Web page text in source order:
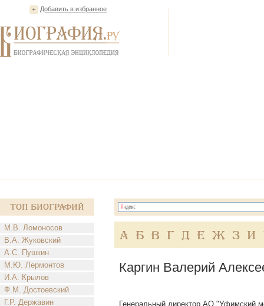
Добавить в избранное
Топ Биографий
М.В. Ломоносов
В.А. Жуковский
А.С. Пушкин
М.Ю. Лермонтов
И.А. Крылов
Ф.М. Достоевский
Г.Р. Державин
А Б В Г Д Е Ж З И
Каргин Валерий
Генеральный директор АО "Уфимский